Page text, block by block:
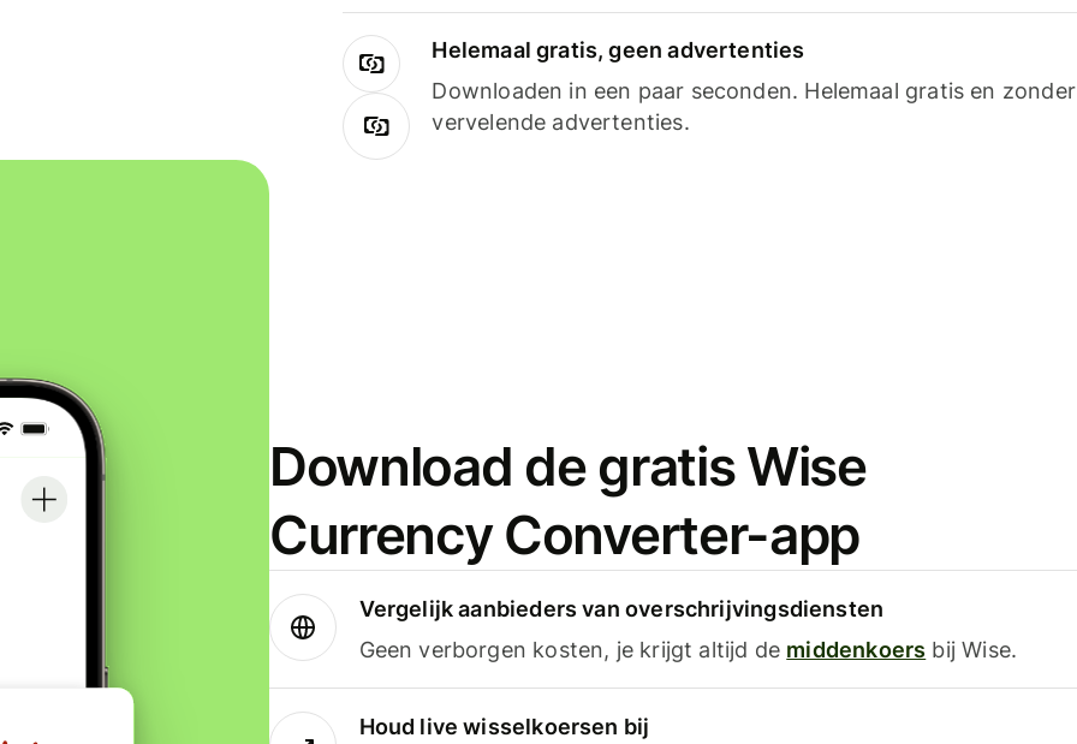
Helemaal gratis, geen advertenties
Downloaden in een paar seconden. Helemaal gratis en zonder
vervelende advertenties.
Download de gratis Wise
Currency Converter-app
Vergelijk aanbieders van overschrijvingsdiensten
Geen verborgen kosten, je krijgt altijd de middenkoers bij Wise.
Houd live wisselkoersen bij